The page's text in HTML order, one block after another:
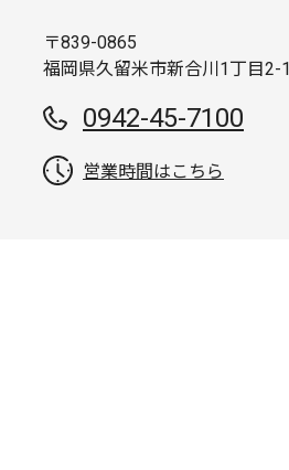
〒839-0865
福岡県久留米市新合川1丁目2-1
0942-45-7100
営業時間はこちら